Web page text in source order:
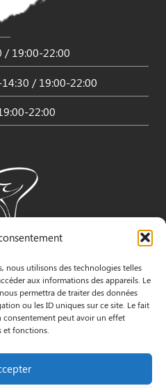
nous utilisons des technologies telles
aux informations des appareils. Le
permettra de traiter des données
ou les ID uniques sur ce site. Le fait
consentement peut avoir un effet
et fonctions.
/ 19:00-22:00
/ 19:00-22:00
22:00
Saint-Nazaire